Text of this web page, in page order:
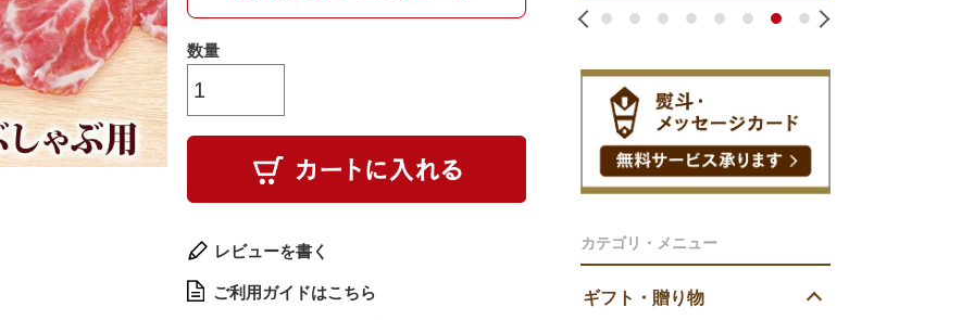
カテゴリ・メニュー
ギフト・贈り物
レビューを書く
ご利用ガイドはこちら